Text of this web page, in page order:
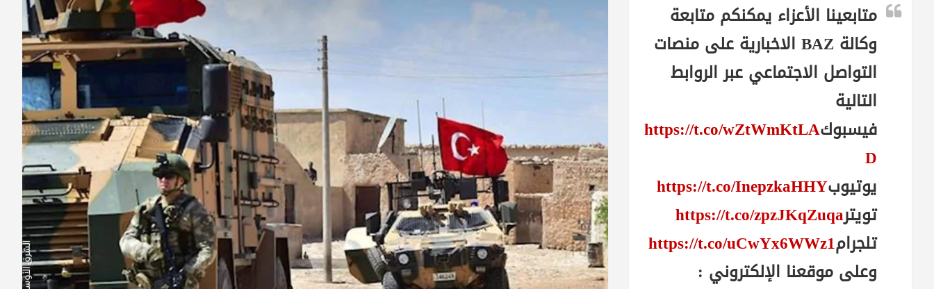
متابعينا الأعزاء يمكنكم متابعة
وكالة BAZ الاخبارية على منصات
التواصل الاجتماعي عبر الروابط
التالية
فيسبوكhttps://t.co/wZtWmKtLA
D
يوتيوبhttps://t.co/InepzkaHHY
تويترhttps://t.co/zpzJKqZuqa
تلجرامhttps://t.co/uCwYx6WWz1
وعلى موقعنا الإلكتروني :